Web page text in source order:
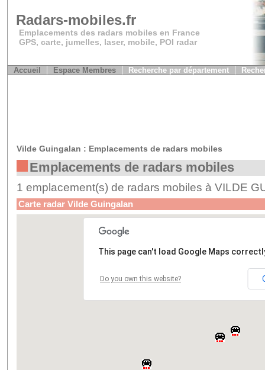
Radars-mobiles.fr
Emplacements des radars mobiles en France
GPS, carte, jumelles, laser, mobile, POI radar
Accueil Espace Membres Recherche par département
Vilde Guingalan : Emplacements de radars mobiles
Emplacements de radars mobiles
1 emplacement(s) de radars mobiles à VILDE
Carte radar Vilde Guingalan
This page can't load Google Maps
Do you own this website?